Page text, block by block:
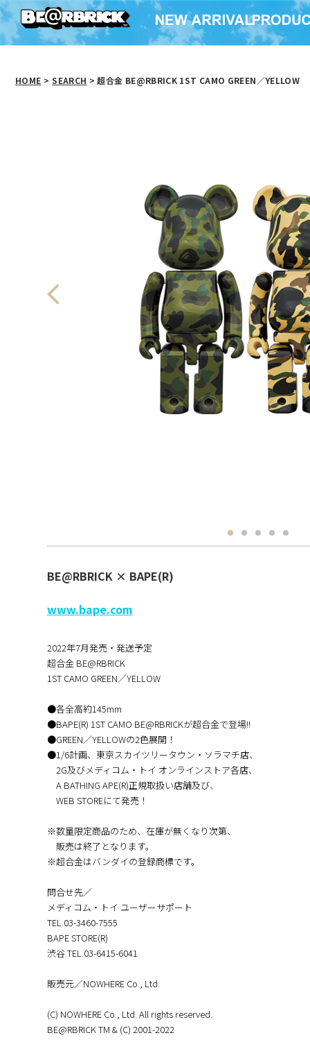
HOME > SEARCH > 超合金 BE@RBRICK 1ST CAMO GREEN／YELLOW
BE@RBRICK × BAPE(R)
www.bape.com
2022年7月発売・発送予定
超合金 BE@RBRICK
1ST CAMO GREEN／YELLOW
●各全高約145mm
●BAPE(R) 1ST CAMO BE@RBRICKが超合金で登場!!
●GREEN／YELLOWの2色展開！
●1/6計画、東京スカイツリータウン・ソラマチ店、
2G及びメディコム・トイ オンラインストア各店、
A BATHING APE(R)正規取扱い店舗及び、
WEB STOREにて発売！
※数量限定商品のため、在庫が無くなり次第、
販売は終了となります。
※超合金はバンダイの登録商標です。
問合せ先／
メディコム・トイ ユーザーサポート
TEL.︎03-3460-7555
BAPE STORE(R)
渋谷 TEL.︎03-6415-6041
販売元／NOWHERE Co., Ltd.
(C) NOWHERE Co., Ltd. All rights reserved.
BE@RBRICK TM & (C) 2001-2022